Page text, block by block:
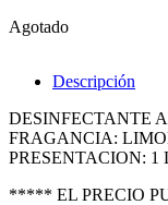
Agotado
Descripción
DESINFECTANTE
FRAGANCIA:
PRESENTACION: 1
***** EL PRECIO